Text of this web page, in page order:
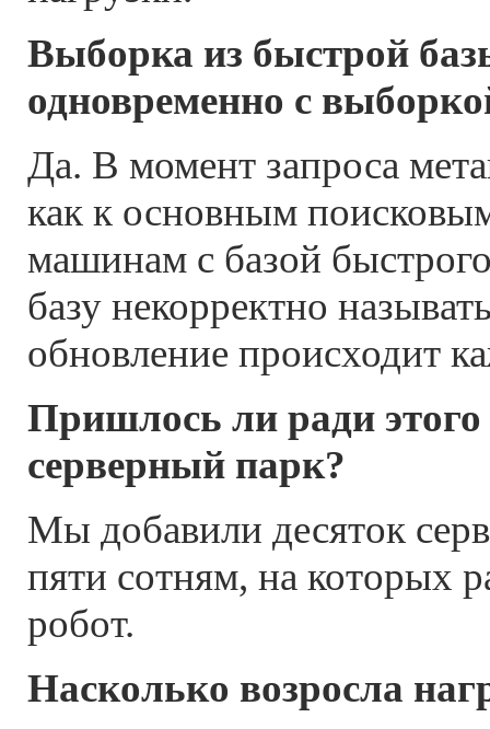
Выборка из быстрой
одновременно с
Да. В момент запроса
как к основным
машинам с базой
базу некорректно
обновление происходит
Пришлось ли ради этого
серверный парк?
Мы добавили десяток
пяти сотням, на которых
робот.
Насколько возросла